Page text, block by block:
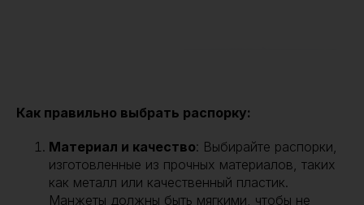
Как правильно выбрать распорку:
Материал и качество: Выбирайте распорки,
изготовленные из прочных материалов, таких
как металл или качественный пластик.
Манжеты должны быть мягкими, чтобы не